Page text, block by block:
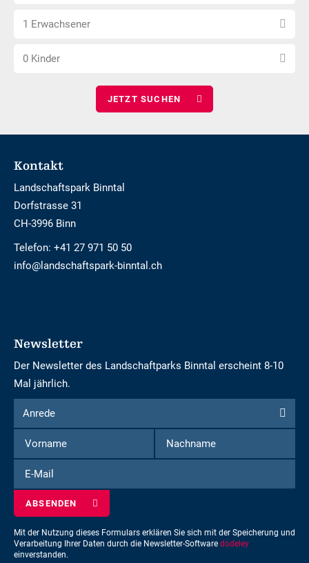
wählen
Anzahl
wählen
1 Erwachsener
Anzahl
0 Kinder
Footer
Kontakt
Landschaftspark Binntal
Dorfstrasse 31
CH-3996 Binn
Telefon: +41 27 971 50 50
info@landschaftspark-binntal.ch
Newsletter
Der Newsletter des Landschaftparks Binntal erscheint 8-10
Mal jährlich.
Formular
um
sich
für
den
einzuschreiben
Anrede
Anrede
Vorname
Nachname
Mail
Mit der Nutzung dieses Formulars erklären Sie sich mit der Speicherung und
Verarbeitung Ihrer Daten durch die Newsletter-Software dodeley
einverstanden.